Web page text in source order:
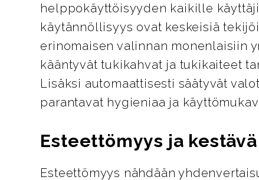
helppokäyttöisyyden kaikille
käytännöllisyys ovat keskeisiä
erinomaisen valinnan monenlaisiin
kääntyvät tukikahvat ja tukikaiteet
Lisäksi automaattisesti säätyvät
parantavat hygieniaa ja
Esteettömyys ja
Esteettömyys nähdään